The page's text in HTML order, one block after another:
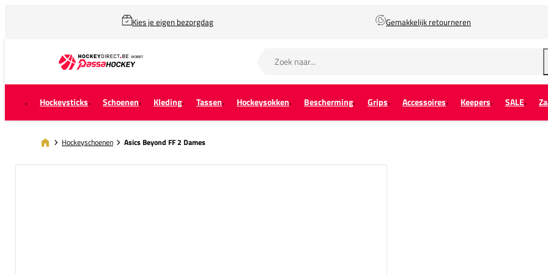
Kies je eigen bezorgdag Gemakkelijk retourneren
Hockeysticks Schoenen Kleding Tassen Hockeysokken Bescherming Grips Accessoires Keepers SALE
Hockeyschoenen Asics Beyond FF 2 Dames